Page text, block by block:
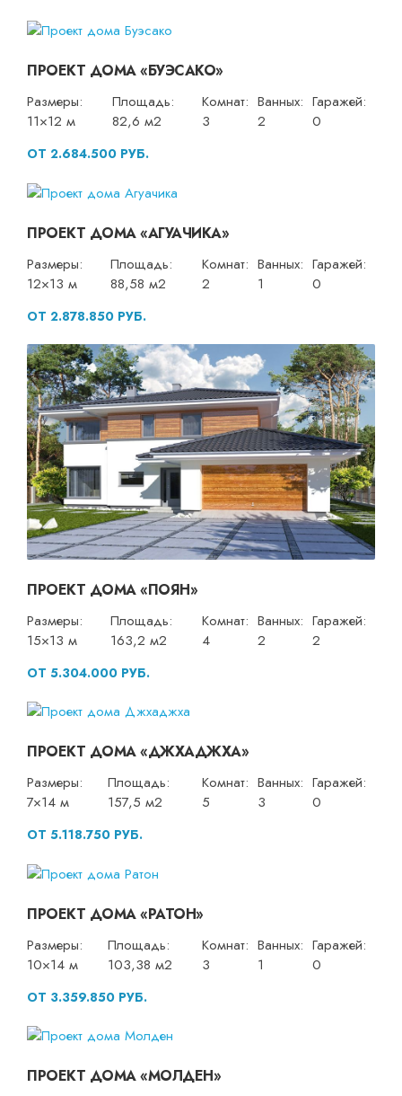
ПРОЕКТ ДОМА «БУЭСАКО»
Размеры:
11×12 м
Площадь:
82,6 м2
Комнат:
3
Ванных:
2
Гаражей:
0
ОТ 2.684.500 РУБ.
ПРОЕКТ ДОМА «АГУАЧИКА»
Размеры:
12×13 м
Площадь:
88,58 м2
Комнат:
2
Ванных:
1
Гаражей:
0
ОТ 2.878.850 РУБ.
ПРОЕКТ ДОМА «ПОЯН»
Размеры:
15×13 м
Площадь:
163,2 м2
Комнат:
4
Ванных:
2
Гаражей:
2
ОТ 5.304.000 РУБ.
ПРОЕКТ ДОМА «ДЖХАДЖХА»
Размеры:
7×14 м
Площадь:
157,5 м2
Комнат:
5
Ванных:
3
Гаражей:
0
ОТ 5.118.750 РУБ.
ПРОЕКТ ДОМА «РАТОН»
Размеры:
10×14 м
Площадь:
103,38 м2
Комнат:
3
Ванных:
1
Гаражей:
0
ОТ 3.359.850 РУБ.
ПРОЕКТ ДОМА «МОЛДЕН»